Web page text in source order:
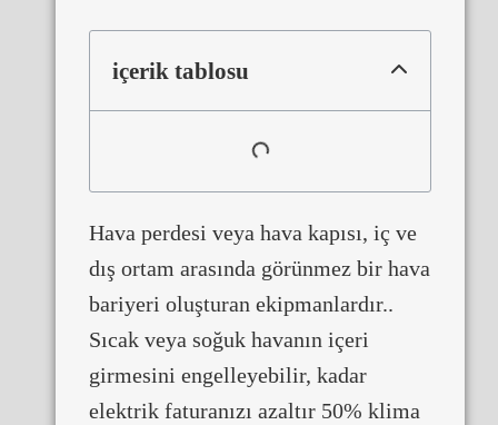
içerik tablosu
Hava perdesi veya hava kapısı, iç ve
dış ortam arasında görünmez bir hava
bariyeri oluşturan ekipmanlardır..
Sıcak veya soğuk havanın içeri
girmesini engelleyebilir, kadar
elektrik faturanızı azaltır 50% klima